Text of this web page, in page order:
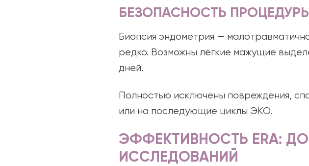
БЕЗОПАСНОСТЬ ПРОЦЕДУРЫ
Биопсия эндометрия —
редко. Возможны лёгкие мажущие
дней.
Полностью исключены повреждения,
или на последующие циклы ЭКО.
ЭФФЕКТИВНОСТЬ ERA:
ИССЛЕДОВАНИЙ